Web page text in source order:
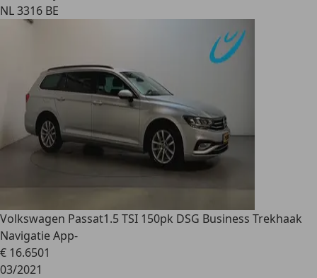
NL 3316 BE
Volkswagen Passat1.5 TSI 150pk DSG Business Trekhaak
Navigatie App-
€ 16.6501
03/2021